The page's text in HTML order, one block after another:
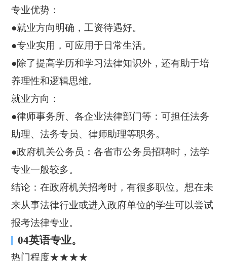
专业优势：
●就业方向明确，工资待遇好。
●专业实用，可应用于日常生活。
●除了提高学历和学习法律知识外，还有助于培
养理性和逻辑思维。
就业方向：
●律师事务所、各企业法律部门等：可担任法务
助理、法务专员、律师助理等职务。
●政府机关公务员：各省市公务员招聘时，法学
专业一般较多。
结论：在政府机关招考时，有很多职位。想在未
来从事法律行业或进入政府单位的学生可以尝试
报考法律专业。
04英语专业。
热门程度★★★★